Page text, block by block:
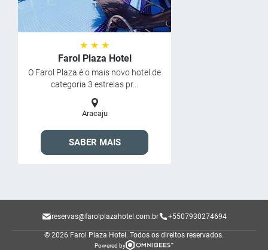
★ ★ ★
Farol Plaza Hotel
O Farol Plaza é o mais novo hotel de
categoria 3 estrelas pr...
Aracaju
SABER MAIS
reservas@farolplazahotel.com.br +5507930274694
© 2026 Farol Plaza Hotel. Todos os direitos reservados.
Powered by